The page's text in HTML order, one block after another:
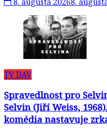
TV DAV
Spravedlnost pro
Selvin (Jiří Weiss,
komédia nastavuje